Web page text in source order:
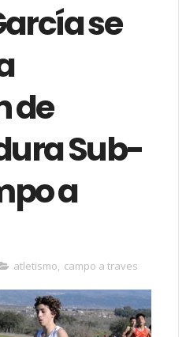
se
de
Sub-
a
atletismo, campo a traves